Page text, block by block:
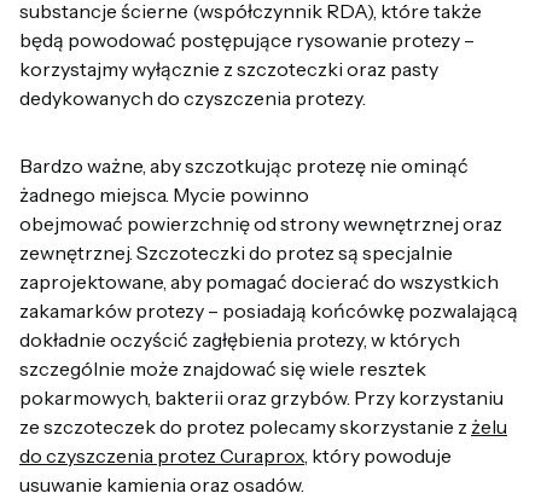
substancje ścierne (współczynnik RDA), które także
będą powodować postępujące rysowanie protezy –
korzystajmy wyłącznie z szczoteczki oraz pasty
dedykowanych do czyszczenia protezy.
Bardzo ważne, aby szczotkując protezę nie ominąć
żadnego miejsca. Mycie powinno
obejmować powierzchnię od strony wewnętrznej oraz
zewnętrznej. Szczoteczki do protez są specjalnie
zaprojektowane, aby pomagać docierać do wszystkich
zakamarków protezy – posiadają końcówkę pozwalającą
dokładnie oczyścić zagłębienia protezy, w których
szczególnie może znajdować się wiele resztek
pokarmowych, bakterii oraz grzybów. Przy korzystaniu
ze szczoteczek do protez polecamy skorzystanie z żelu
do czyszczenia protez Curaprox, który powoduje
usuwanie kamienia oraz osadów.